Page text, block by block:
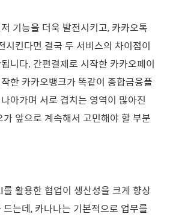
기능을 더욱 발전시키고, 카카오톡
시킨다면 결국 두 서비스의 차이점이
니다. 간편결제로 시작한 카카오페이
한 카카오뱅크가 똑같이 종합금융플
아가며 서로 겹치는 영역이 많아진
앞으로 계속해서 고민해야 할 부분
활용한 협업이 생산성을 크게 향상
는데, 카나나는 기본적으로 업무를